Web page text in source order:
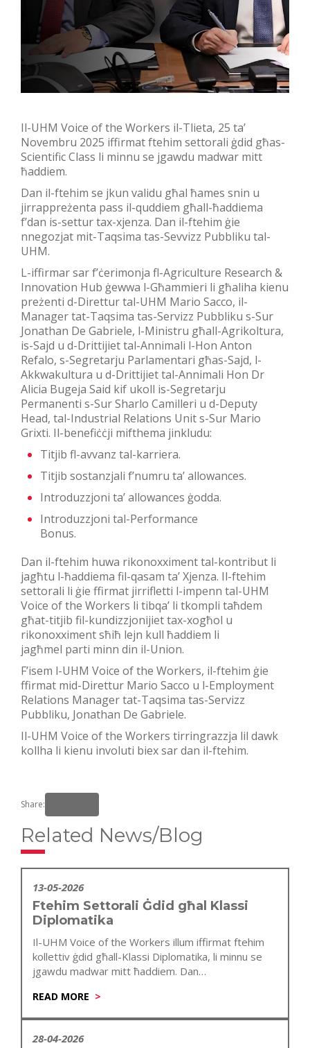
Il-UHM Voice of the Workers il-Tlieta, 25 ta’
Novembru 2025 iffirmat ftehim settorali ġdid għas-
Scientific Class li minnu se jgawdu madwar mitt
ħaddiem.
Dan il-ftehim se jkun validu għal ħames snin u
jirrappreżenta pass il-quddiem għall-ħaddiema
f’dan is-settur tax-xjenza. Dan il-ftehim ġie
nnegozjat mit-Taqsima tas-Sevvizz Pubbliku tal-
UHM.
L-iffirmar sar f’ċerimonja fl-Agriculture Research &
Innovation Hub ġewwa l-Għammieri li għaliha kienu
preżenti d-Direttur tal-UHM Mario Sacco, il-
Manager tat-Taqsima tas-Servizz Pubbliku s-Sur
Jonathan De Gabriele, l-Ministru għall-Agrikoltura,
is-Sajd u d-Drittijiet tal-Annimali l-Hon Anton
Refalo, s-Segretarju Parlamentari għas-Sajd, l-
Akkwakultura u d-Drittijiet tal-Annimali Hon Dr
Alicia Bugeja Said kif ukoll is-Segretarju
Permanenti s-Sur Sharlo Camilleri u d-Deputy
Head, tal-Industrial Relations Unit s-Sur Mario
Grixti. Il-benefiċċji mifthema jinkludu:
Titjib fl-avvanz tal-karriera.
Titjib sostanzjali f’numru ta’ allowances.
Introduzzjoni ta’ allowances ġodda.
Introduzzjoni tal-Performance
Bonus.
Dan il-ftehim huwa rikonoxximent tal-kontribut li
jagħtu l-ħaddiema fil-qasam ta’ Xjenza. Il-ftehim
settorali li ġie ffirmat jirrifletti l-impenn tal-UHM
Voice of the Workers li tibqa’ li tkompli taħdem
għat-titjib fil-kundizzjonijiet tax-xogħol u
rikonoxximent sħiħ lejn kull ħaddiem li
jagħmel parti minn din il-Union.
F’isem l-UHM Voice of the Workers, il-ftehim ġie
ffirmat mid-Direttur Mario Sacco u l-Employment
Relations Manager tat-Taqsima tas-Servizz
Pubbliku, Jonathan De Gabriele.
Il-UHM Voice of the Workers tirringrazzja lil dawk
kollha li kienu involuti biex sar dan il-ftehim.
Share:
Related News/Blog
13-05-2026
Ftehim Settorali Ġdid għal Klassi
Diplomatika
Il-UHM Voice of the Workers illum iffirmat ftehim
kollettiv ġdid għall-Klassi Diplomatika, li minnu se
jgawdu madwar mitt ħaddiem. Dan…
READ MORE
28-04-2026